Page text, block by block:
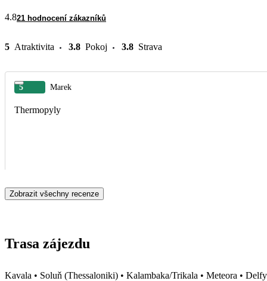
4.821 hodnocení zákazníků
5 Atraktivita 3.8 Pokoj 3.8 Strava
5 Marek
Thermopyly
Zobrazit všechny recenze
Trasa zájezdu
Kavala • Soluň (Thessaloniki) • Kalambaka/Trikala • Meteora •